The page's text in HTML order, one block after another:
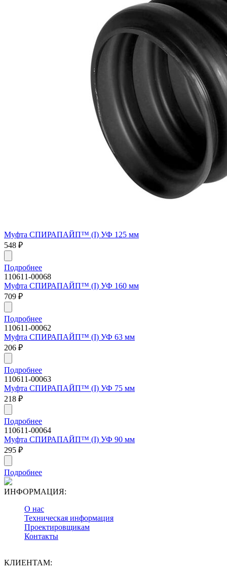
Муфта СПИРАПАЙП™ (I) УФ 125 мм
548 ₽
Подробнее
110611-00068
Муфта СПИРАПАЙП™ (I) УФ 160 мм
709 ₽
Подробнее
110611-00062
Муфта СПИРАПАЙП™ (I) УФ 63 мм
206 ₽
Подробнее
110611-00063
Муфта СПИРАПАЙП™ (I) УФ 75 мм
218 ₽
Подробнее
110611-00064
Муфта СПИРАПАЙП™ (I) УФ 90 мм
295 ₽
Подробнее
ИНФОРМАЦИЯ:
О нас
Техническая информация
Проектировщикам
Контакты
КЛИЕНТАМ: